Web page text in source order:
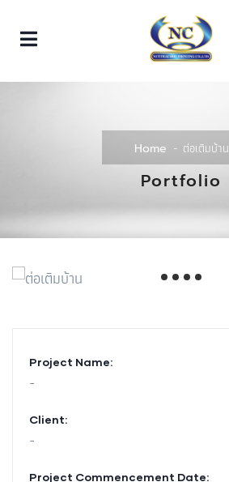
Home ต่อเติมบ้าน
Portfolio
Project Name:
-
Client:
-
Project Commencement Date: